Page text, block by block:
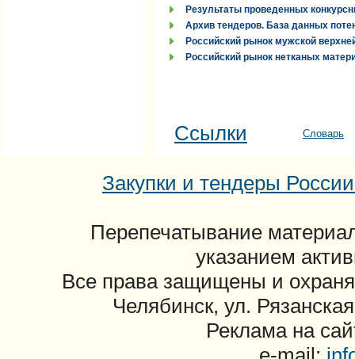
Результаты проведенных
Архив тендеров. База данных
Российский рынок мужской
Российский рынок нетканых
Ссылки Словарь
Закупки и тендеры
Перепечатывание
указанием
Все права защищены и
Челябинск, ул.
Реклама на